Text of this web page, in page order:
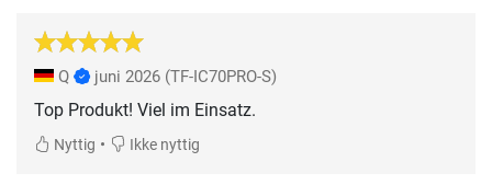
Q juni 2026 (TF-IC70PRO-S)
Top Produkt! Viel im Einsatz.
Nyttig • Ikke nyttig